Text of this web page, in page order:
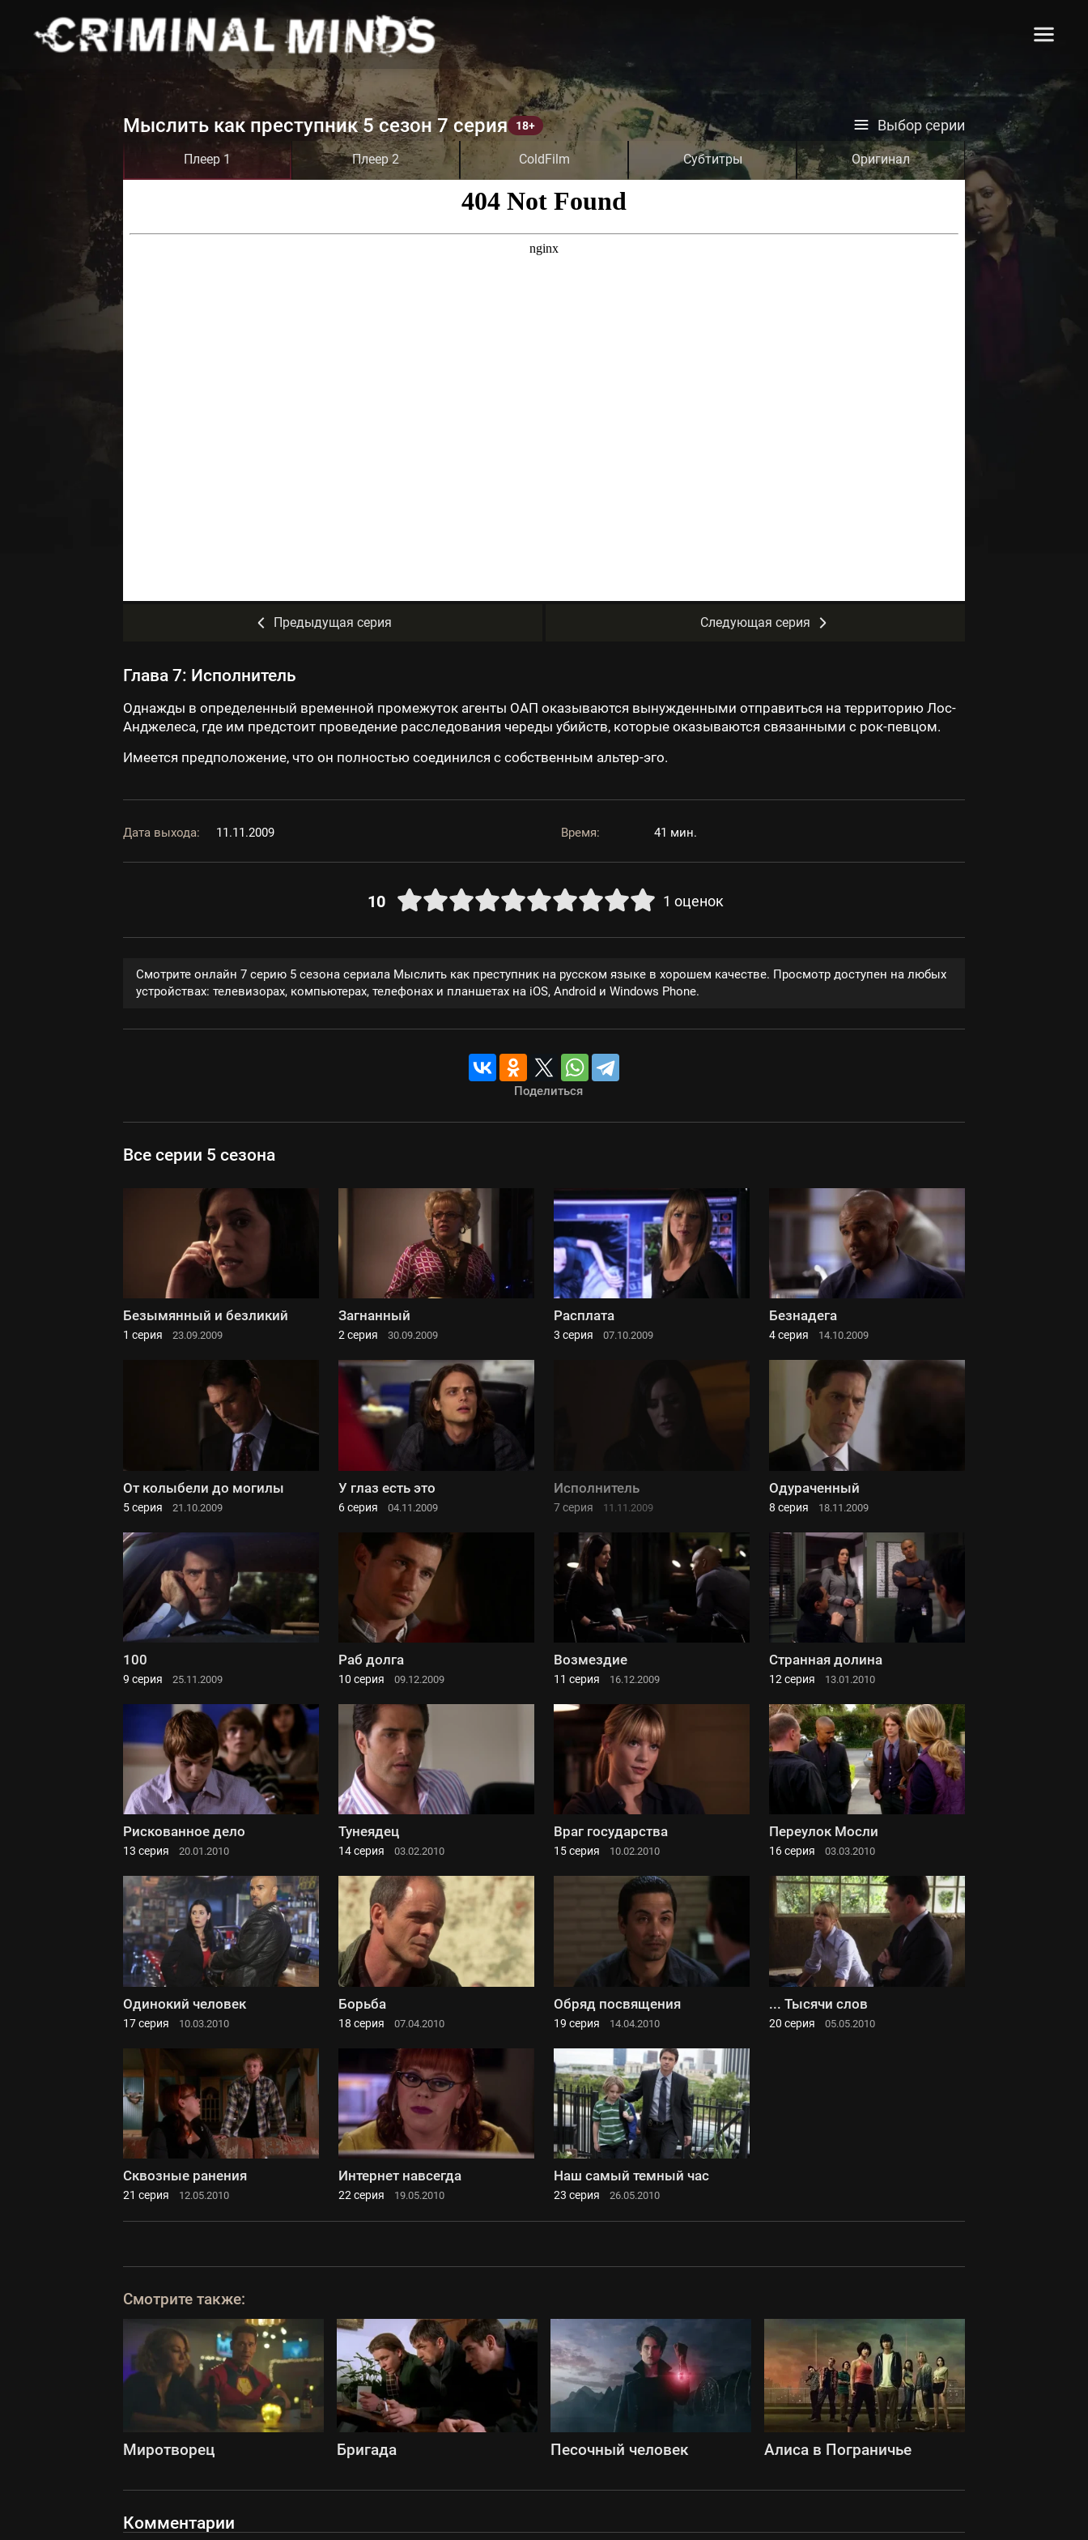
Мыслить как преступник 5 сезон 7 серия Выбор серии
Плеер 1 Плеер 2 ColdFilm Субтитры Оригинал
Предыдущая серия Следующая серия
Глава 7: Исполнитель
Однажды в определенный временной промежуток агенты ОАП оказываются вынужденными отправиться на территорию Лос-
Анджелеса, где им предстоит проведение расследования череды убийств, которые оказываются связанными с рок-певцом.
Имеется предположение, что он полностью соединился с собственным альтер-эго.
Дата выхода: 11.11.2009 Время: 41 мин.
10 1 оценок
Смотрите онлайн 7 серию 5 сезона сериала Мыслить как преступник на русском языке в хорошем качестве. Просмотр доступен на любых
устройствах: телевизорах, компьютерах, телефонах и планшетах на iOS, Android и Windows Phone.
Поделиться
Все серии 5 сезона
Безымянный и безликий
1 серия 23.09.2009
Загнанный
2 серия 30.09.2009
Расплата
3 серия 07.10.2009
Безнадега
4 серия 14.10.2009
От колыбели до могилы
5 серия 21.10.2009
У глаз есть это
6 серия 04.11.2009
Исполнитель
7 серия 11.11.2009
Одураченный
8 серия 18.11.2009
100
9 серия 25.11.2009
Раб долга
10 серия 09.12.2009
Возмездие
11 серия 16.12.2009
Странная долина
12 серия 13.01.2010
Рискованное дело
13 серия 20.01.2010
Тунеядец
14 серия 03.02.2010
Враг государства
15 серия 10.02.2010
Переулок Мосли
16 серия 03.03.2010
Одинокий человек
17 серия 10.03.2010
Борьба
18 серия 07.04.2010
Обряд посвящения
19 серия 14.04.2010
... Тысячи слов
20 серия 05.05.2010
Сквозные ранения
21 серия 12.05.2010
Интернет навсегда
22 серия 19.05.2010
Наш самый темный час
23 серия 26.05.2010
Смотрите также:
Миротворец Бригада Песочный человек Алиса в Пограничье
Комментарии